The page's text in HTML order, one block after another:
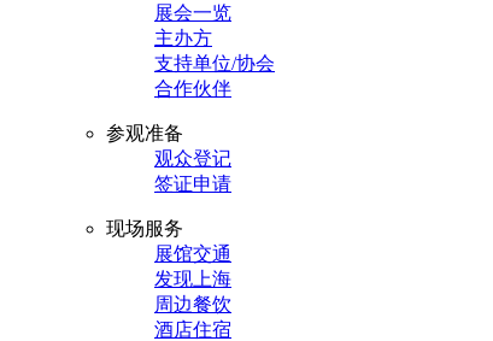
展会一览
主办方
支持单位/协会
合作伙伴
参观准备
观众登记
签证申请
现场服务
展馆交通
发现上海
周边餐饮
酒店住宿